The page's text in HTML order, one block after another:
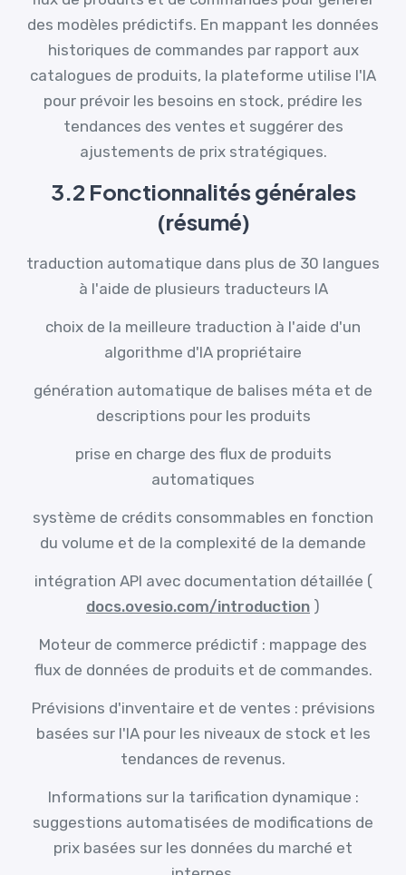
des modèles prédictifs. En mappant les données
historiques de commandes par rapport aux
catalogues de produits, la plateforme utilise l'IA
pour prévoir les besoins en stock, prédire les
tendances des ventes et suggérer des
ajustements de prix stratégiques.
3.2 Fonctionnalités générales
(résumé)
traduction automatique dans plus de 30 langues
à l'aide de plusieurs traducteurs IA
choix de la meilleure traduction à l'aide d'un
algorithme d'IA propriétaire
génération automatique de balises méta et de
descriptions pour les produits
prise en charge des flux de produits
automatiques
système de crédits consommables en fonction
du volume et de la complexité de la demande
intégration API avec documentation détaillée (
docs.ovesio.com/introduction )
Moteur de commerce prédictif : mappage des
flux de données de produits et de commandes.
Prévisions d'inventaire et de ventes : prévisions
basées sur l'IA pour les niveaux de stock et les
tendances de revenus.
Informations sur la tarification dynamique :
suggestions automatisées de modifications de
prix basées sur les données du marché et